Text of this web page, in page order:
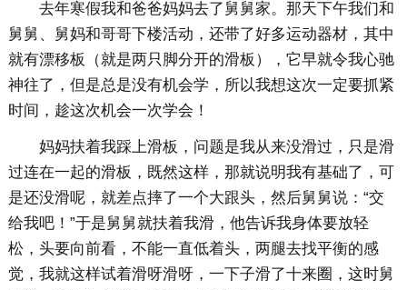
去年寒假我和爸爸妈妈去了舅舅家。那天下午我们和
舅舅、舅妈和哥哥下楼活动，还带了好多运动器材，其中
就有漂移板（就是两只脚分开的滑板），它早就令我心驰
神往了，但是总是没有机会学，所以我想这次一定要抓紧
时间，趁这次机会一次学会！
妈妈扶着我踩上滑板，问题是我从来没滑过，只是滑
过连在一起的滑板，既然这样，那就说明我有基础了，可
是还没滑呢，就差点摔了一个大跟头，然后舅舅说：“交
给我吧！”于是舅舅就扶着我滑，他告诉我身体要放轻
松，头要向前看，不能一直低着头，两腿去找平衡的感
觉，我就这样试着滑呀滑呀，一下子滑了十来圈，这时舅